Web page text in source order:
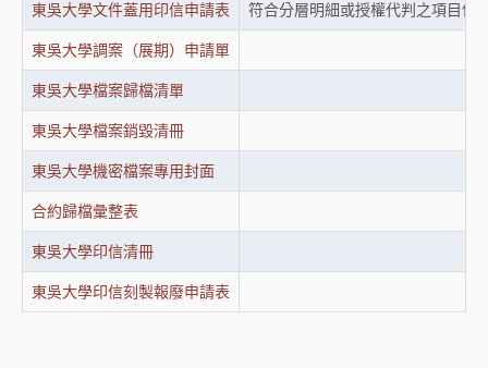
東吳大學文件蓋用印信申請表 符合分層明細或授權代判之項目使
東吳大學調案（展期）申請單
東吳大學檔案歸檔清單
東吳大學檔案銷毀清冊
東吳大學機密檔案專用封面
合約歸檔彙整表
東吳大學印信清冊
東吳大學印信刻製報廢申請表